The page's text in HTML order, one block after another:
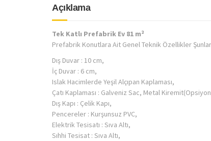
Açıklama
Tek Katlı Prefabrik Ev 81 m²
Prefabrik Konutlara Ait Genel Teknik Özellikler
Dış Duvar : 10 cm,
İç Duvar : 6 cm,
Islak Hacimlerde Yeşil Alçıpan Kaplaması,
Çatı Kaplaması : Galveniz Sac, Metal
Dış Kapı : Çelik Kapı,
Pencereler : Kurşunsuz PVC,
Elektrik Tesisatı : Sıva Altı,
Sıhhi Tesisat : Sıva Altı,